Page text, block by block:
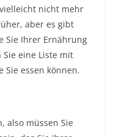
nicht mehr
aber es gibt
Sie Ihrer Ernährung
eine Liste mit
Sie essen können.
also müssen Sie